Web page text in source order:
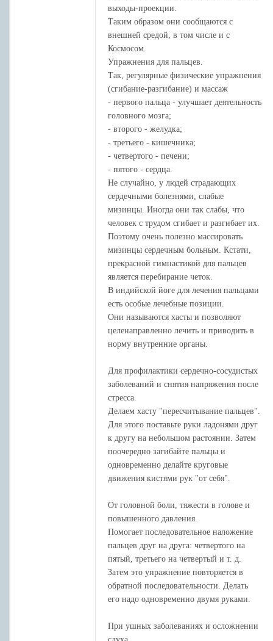
выходы-проекции.
Таким образом они сообщаются с
внешней средой, в том числе и с
Космосом.
Упражнения для пальцев.
Так, регулярные физические упражнения
(сгибание-разгибание) и массаж
- первого пальца - улучшает деятельность
головного мозга;
- второго - желудка;
- третьего - кишечника;
- четвертого - печени;
- пятого - сердца.
Не случайно, у людей страдающих
сердечными болезнями, слабые
мизинцы. Иногда они так слабы, что
человек с трудом сгибает и разгибает их.
Поэтому очень полезно массировать
мизинцы сердечным больным. Кстати,
прекрасной гимнастикой для пальцев
является перебирание четок.
В индийской йоге для лечения пальцами
есть особые лечебные позиции.
Они называются хасты и позволяют
целенаправленно лечить и приводить в
норму внутренние органы.
Для профилактики сердечно-сосудистых
заболеваний и снятия напряжения после
стресса.
Делаем хасту "пересчитывание пальцев".
Для этого поставьте руки ладонями друг
к другу на небольшом растоянии. Затем
поочередно загибайте пальцы и
одновременно делайте круговые
движения кистями рук "от себя".
От головной боли, тяжести в голове и
повышенного давления.
Помогает последовательное наложение
пальцев друг на друга: четвертого на
пятый, третьего на четвертый и т. д.
Затем это упражнение повторяется в
обратной последовательности. Делать
его надо одновременно двумя руками.
При ушных заболеваниях и осложнении